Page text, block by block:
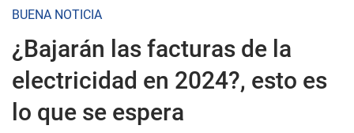
BUENA NOTICIA
¿Bajarán las facturas de la
electricidad en 2024?, esto es
lo que se espera